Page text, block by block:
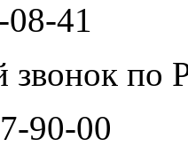
41
звонок по
90-00